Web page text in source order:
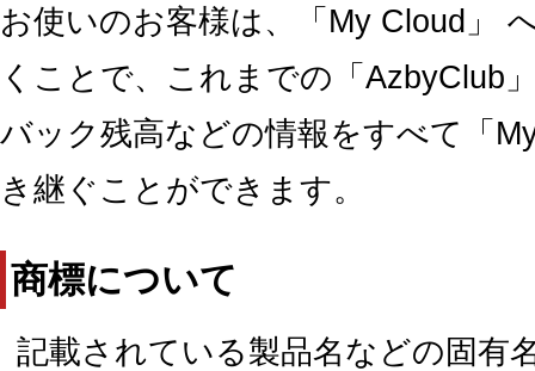
お使いのお客様は、「My Cloud」
くことで、これまでの「AzbyClub
バック残高などの情報をすべて「
き継ぐことができます。
商標について
記載されている製品名などの固有